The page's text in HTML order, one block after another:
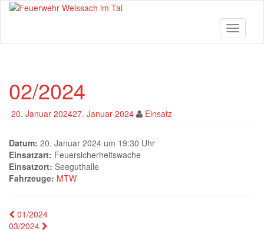
Skip
content
Toggle
02/2024
20. Januar 202427. Januar 2024 Einsatz
Datum: 20. Januar 2024 um 19:30 Uhr
Einsatzart: Feuersicherheitswache
Einsatzort: Seeguthalle
Fahrzeuge: MTW
Beitragsnavigation
01/2024
03/2024